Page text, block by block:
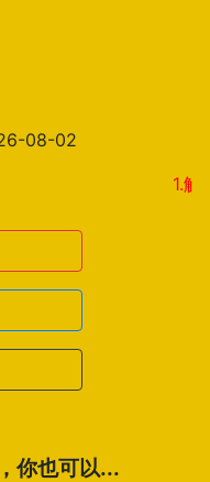
08-02
1.解夢結
你也可以...